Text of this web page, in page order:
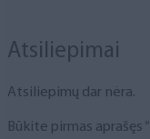
Atsiliepimai
Atsiliepimų dar nėra.
Būkite pirmas aprašęs